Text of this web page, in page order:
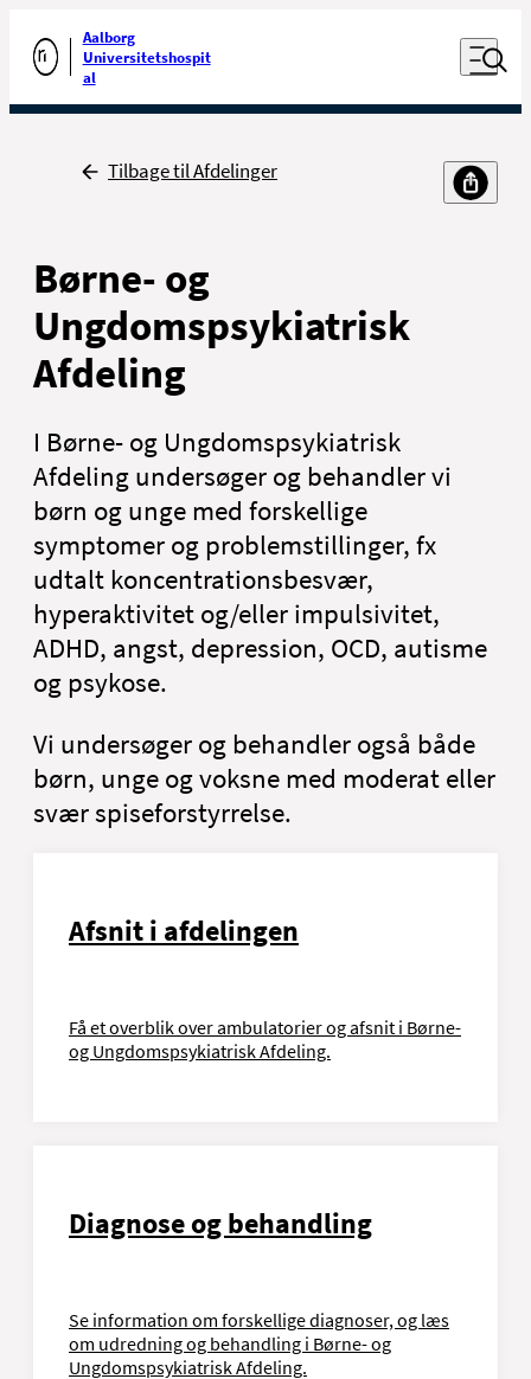
Gå til forsiden
Aalborg
Universitetshospit
al
Åben
Udfør søgning
Tilbage
Tilbage til Afdelinger
Børne- og
Ungdomspsykiatrisk
Afdeling
I Børne- og Ungdomspsykiatrisk
Afdeling undersøger og behandler vi
børn og unge med forskellige
symptomer og problemstillinger, fx
udtalt koncentrationsbesvær,
hyperaktivitet og/eller impulsivitet,
ADHD, angst, depression, OCD, autisme
og psykose.
Vi undersøger og behandler også både
børn, unge og voksne med moderat eller
svær spiseforstyrrelse.
Afsnit i afdelingen
Få et overblik over ambulatorier og afsnit i Børne-
og Ungdomspsykiatrisk Afdeling.
Diagnose og behandling
Se information om forskellige diagnoser, og læs
om udredning og behandling i Børne- og
Ungdomspsykiatrisk Afdeling.